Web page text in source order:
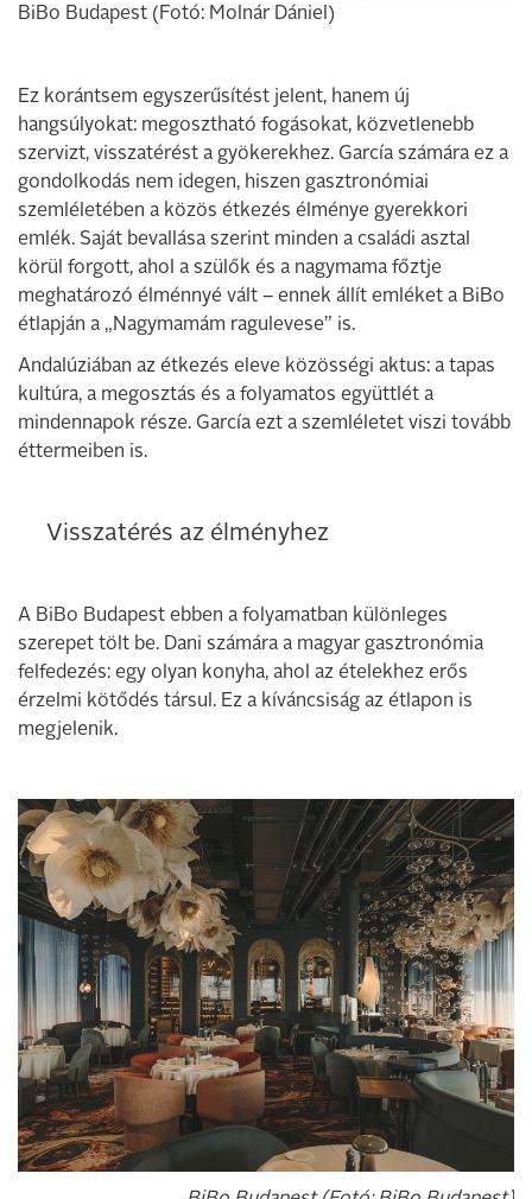
BiBo Budapest (Fotó: Molnár Dániel)
Ez korántsem egyszerűsítést jelent, hanem új
hangsúlyokat: megosztható fogásokat, közvetlenebb
szervizt, visszatérést a gyökerekhez. García számára ez a
gondolkodás nem idegen, hiszen gasztronómiai
szemléletében a közös étkezés élménye gyerekkori
emlék. Saját bevallása szerint minden a családi asztal
körül forgott, ahol a szülők és a nagymama főztje
meghatározó élménnyé vált – ennek állít emléket a BiBo
étlapján a „Nagymamám ragulevese” is.
Andalúziában az étkezés eleve közösségi aktus: a tapas
kultúra, a megosztás és a folyamatos együttlét a
mindennapok része. García ezt a szemléletet viszi tovább
éttermeiben is.
Visszatérés az élményhez
A BiBo Budapest ebben a folyamatban különleges
szerepet tölt be. Dani számára a magyar gasztronómia
felfedezés: egy olyan konyha, ahol az ételekhez erős
érzelmi kötődés társul. Ez a kíváncsiság az étlapon is
megjelenik.